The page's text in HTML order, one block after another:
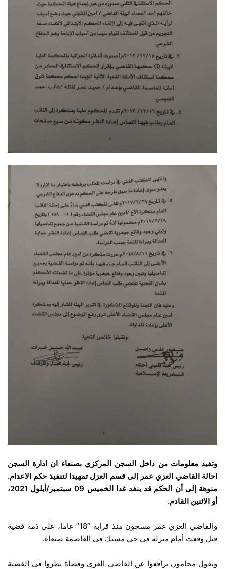
وتفيد معلومات من داخل السجن المركزي بصنعاء ان ادارة السجن
احالة القاضي العزي عمر إلى قسم العزل تمهيدا لتنفيذ حكم الاعدام.
منوهة إلى أن الحكم قد ينفد غدا الخميس 09 سبتمبر/أيلول 2021،
أو الاثنين القادم.
والقاضي العزي عمر مسجون منذ قرابة “18” عاما، على ذمة قضية
قتل وقعت أمام منزله في حي مسيك في العاصمة صنعاء.
ويقول محامون ترافعوا عن القاضي العزي وقضاة نظروا في القضية